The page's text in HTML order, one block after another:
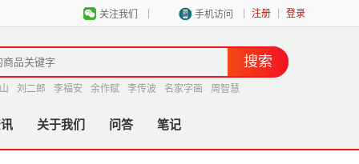
登录
注册
手机访问
关注我们
刘二郎 李福安 余作赋 李传波 名家字画 周智慧
关于我们 问答 笔记